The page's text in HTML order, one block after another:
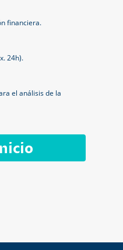
financiera.
24h).
el análisis de la